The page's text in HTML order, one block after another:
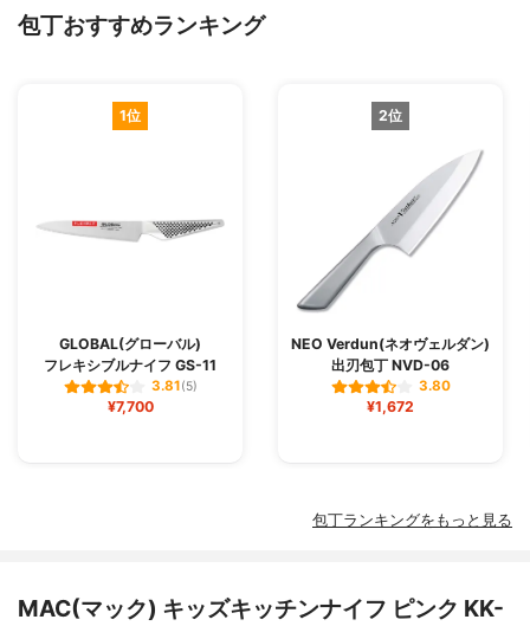
包丁おすすめランキング
1位
GLOBAL(グローバル)
フレキシブルナイフ GS-11
3.81(5)
¥7,700
2位
NEO Verdun(ネオヴェルダン)
出刃包丁 NVD-06
3.80
¥1,672
包丁ランキングをもっと見る
MAC(マック) キッズキッチンナイフ ピンク KK-